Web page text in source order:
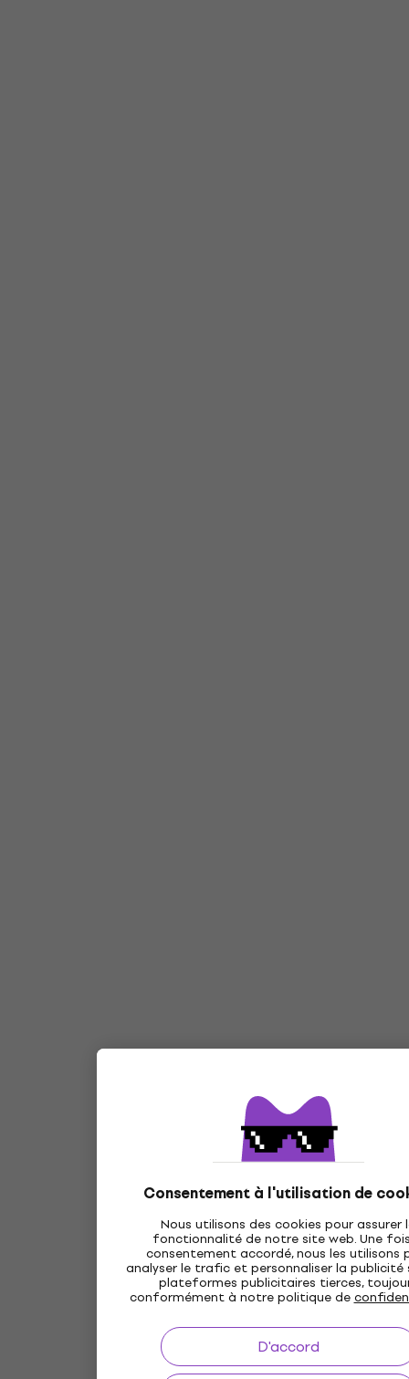
Consentement à l'utilisation de
Nous utilisons des cookies pour assurer
fonctionnalité de notre site web. Une
consentement accordé, nous les utilisons
analyser le trafic et personnaliser la publicité
plateformes publicitaires tierces,
conformément à notre politique de
D'accord